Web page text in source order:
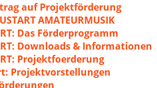
auf Projektförderung
AMATEURMUSIK
Das Förderprogramm
Downloads & Informationen
Projektfoerderung
Projektvorstellungen